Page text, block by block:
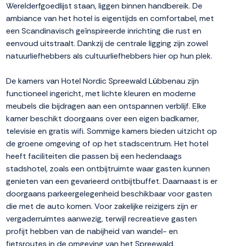
Werelderfgoedlijst staan, liggen binnen handbereik. De
ambiance van het hotel is eigentijds en comfortabel, met
een Scandinavisch geïnspireerde inrichting die rust en
eenvoud uitstraalt. Dankzij de centrale ligging zijn zowel
natuurliefhebbers als cultuurliefhebbers hier op hun plek.
De kamers van Hotel Nordic Spreewald Lübbenau zijn
functioneel ingericht, met lichte kleuren en moderne
meubels die bijdragen aan een ontspannen verblijf. Elke
kamer beschikt doorgaans over een eigen badkamer,
televisie en gratis wifi. Sommige kamers bieden uitzicht op
de groene omgeving of op het stadscentrum. Het hotel
heeft faciliteiten die passen bij een hedendaags
stadshotel, zoals een ontbijtruimte waar gasten kunnen
genieten van een gevarieerd ontbijtbuffet. Daarnaast is er
doorgaans parkeergelegenheid beschikbaar voor gasten
die met de auto komen. Voor zakelijke reizigers zijn er
vergaderruimtes aanwezig, terwijl recreatieve gasten
profijt hebben van de nabijheid van wandel- en